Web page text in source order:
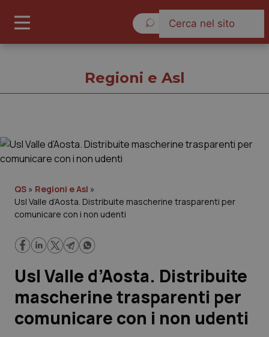
Governo e Parlamento
Regioni e Asl
Lavoro e Professioni
Scienza e Farmaci
Studi e Analisi
Regioni e Asl
QS » Regioni e Asl »
Usl Valle d’Aosta. Distribuite mascherine trasparenti per
comunicare con i non udenti
Usl Valle d’Aosta. Distribuite
mascherine trasparenti per
comunicare con i non udenti